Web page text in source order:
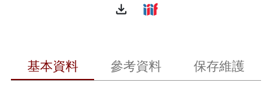
file_download
基本資料 參考資料 保存維護